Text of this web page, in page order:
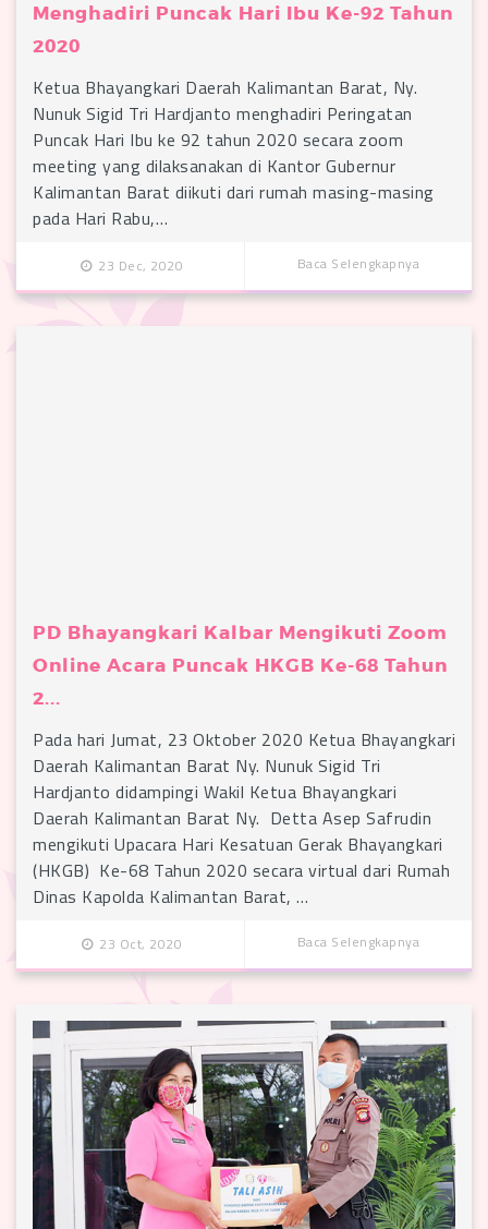
Menghadiri Puncak Hari Ibu Ke-92 Tahun
2020
Ketua Bhayangkari Daerah Kalimantan Barat, Ny.
Nunuk Sigid Tri Hardjanto menghadiri Peringatan
Puncak Hari Ibu ke 92 tahun 2020 secara zoom
meeting yang dilaksanakan di Kantor Gubernur
Kalimantan Barat diikuti dari rumah masing-masing
pada Hari Rabu,…
23 Dec, 2020 Baca Selengkapnya
PD Bhayangkari Kalbar Mengikuti Zoom
Online Acara Puncak HKGB Ke-68 Tahun
2...
Pada hari Jumat, 23 Oktober 2020 Ketua Bhayangkari
Daerah Kalimantan Barat Ny. Nunuk Sigid Tri
Hardjanto didampingi Wakil Ketua Bhayangkari
Daerah Kalimantan Barat Ny. Detta Asep Safrudin
mengikuti Upacara Hari Kesatuan Gerak Bhayangkari
(HKGB) Ke-68 Tahun 2020 secara virtual dari Rumah
Dinas Kapolda Kalimantan Barat, …
23 Oct, 2020 Baca Selengkapnya